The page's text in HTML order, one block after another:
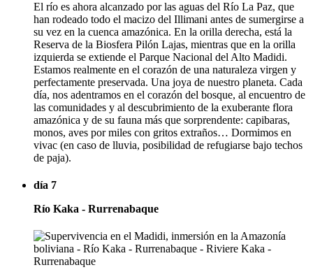
El río es ahora alcanzado por las aguas del Río La Paz, que
han rodeado todo el macizo del Illimani antes de sumergirse a
su vez en la cuenca amazónica. En la orilla derecha, está la
Reserva de la Biosfera Pilón Lajas, mientras que en la orilla
izquierda se extiende el Parque Nacional del Alto Madidi.
Estamos realmente en el corazón de una naturaleza virgen y
perfectamente preservada. Una joya de nuestro planeta. Cada
día, nos adentramos en el corazón del bosque, al encuentro de
las comunidades y al descubrimiento de la exuberante flora
amazónica y de su fauna más que sorprendente: capibaras,
monos, aves por miles con gritos extraños… Dormimos en
vivac (en caso de lluvia, posibilidad de refugiarse bajo techos
de paja).
día 7
Río Kaka - Rurrenabaque